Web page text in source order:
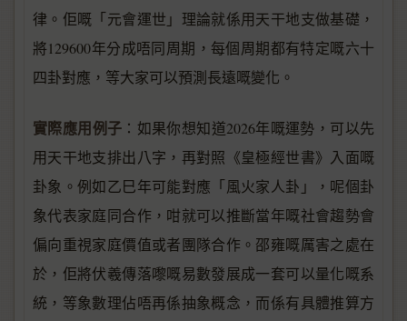
律。佢嘅「元會運世」理論就係用天干地支做基礎，
將129600年分成唔同周期，每個周期都有特定嘅六十
四卦對應，等大家可以預測長遠嘅變化。
實際應用例子 ：如果你想知道2026年嘅運勢，可以先
用天干地支排出八字，再對照《皇極經世書》入面嘅
卦象。例如乙巳年可能對應「風火家人卦」，呢個卦
象代表家庭同合作，咁就可以推斷當年嘅社會趨勢會
偏向重視家庭價值或者團隊合作。邵雍嘅厲害之處在
於，佢將伏羲傳落嚟嘅易數發展成一套可以量化嘅系
統，等象數理佔唔再係抽象概念，而係有具體推算方